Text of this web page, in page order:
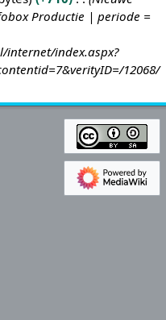
Productie | periode =
internet/index.aspx?
12068/